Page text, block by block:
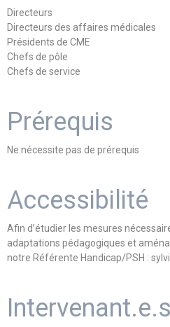
Directeurs
Directeurs des affaires médicales
Présidents de CME
Chefs de pôle
Chefs de service
Prérequis
Ne nécessite pas de prérequis
Accessibilité
Afin d’étudier les mesures
adaptations pédagogiques et
notre Référente Handicap/PSH :
Intervenant.e.s